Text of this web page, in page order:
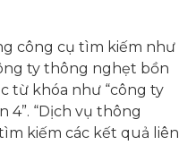
công cụ tìm kiếm như
ty thông nghẹt bồn
từ khóa như “công ty
“Dịch vụ thông
kiếm các kết quả liên